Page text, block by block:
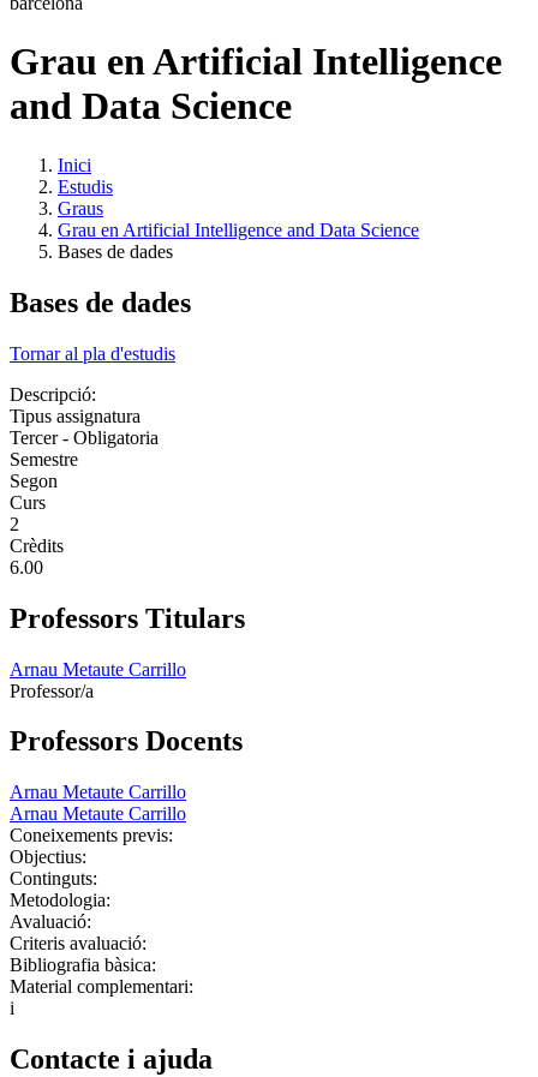
Grau en Artificial Intelligence
and Data Science
Inici
Estudis
Graus
Grau en Artificial Intelligence and Data Science
Bases de dades
Bases de dades
Tornar al pla d'estudis
Descripció:
Tipus assignatura
Tercer - Obligatoria
Semestre
Segon
Curs
2
Crèdits
6.00
Professors Titulars
Arnau Metaute Carrillo
Professor/a
Professors Docents
Arnau Metaute Carrillo
Arnau Metaute Carrillo
Coneixements previs:
Objectius:
Continguts:
Metodologia:
Avaluació:
Criteris avaluació:
Bibliografia bàsica:
Material complementari:
i
Contacte i ajuda